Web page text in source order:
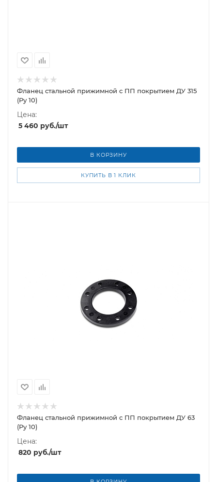
Фланец стальной прижимной c ПП покрытием ДУ 315
(Ру 10)
Цена:
5 460 руб./шт
В КОРЗИНУ
КУПИТЬ В 1 КЛИК
Фланец стальной прижимной c ПП покрытием ДУ 63
(Ру 10)
Цена:
820 руб./шт